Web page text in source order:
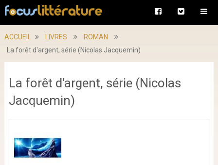
ACCUEIL LIVRES
ROMAN
La forêt d'argent, série (Nicolas Jacquemin)
La forêt d'argent, série (Nicolas
Jacquemin)